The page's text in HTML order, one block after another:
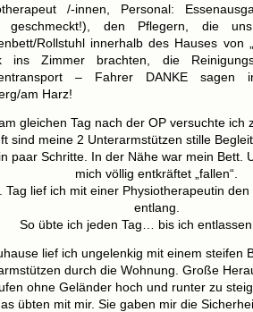
/-innen, Personal:
geschmeckt!), den Pflegern, die
Rollstuhl innerhalb des Hauses von
ins Zimmer brachten, die
– Fahrer DANKE sagen
am Harz!
gleichen Tag nach der OP versuchte ich
sind meine 2 Unterarmstützen stille
paar Schritte. In der Nähe war mein Bett.
mich völlig entkräftet „fallen“.
Tag lief ich mit einer Physiotherapeutin
entlang.
So übte ich jeden Tag… bis ich
lief ich ungelenkig mit einem steifen
durch die Wohnung. Große
ohne Geländer hoch und runter zu
übten mit mir. Sie gaben mir die